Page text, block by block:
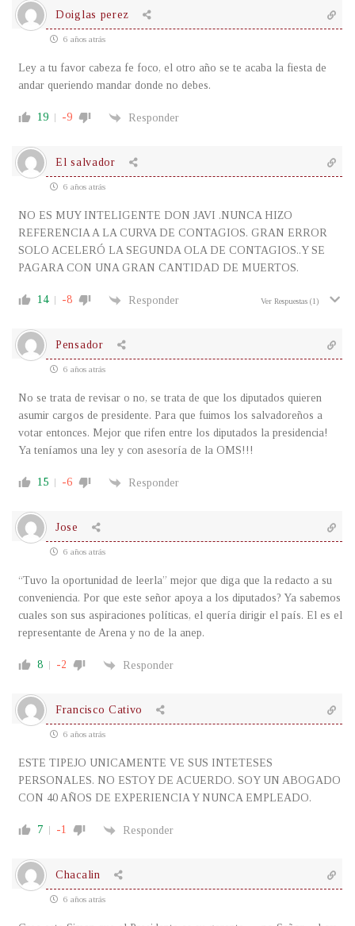
Doiglas perez
6 años atrás
Ley a tu favor cabeza fe foco, el otro año se te acaba la fiesta de
andar queriendo mandar donde no debes.
19 -9 Responder
El salvador
6 años atrás
NO ES MUY INTELIGENTE DON JAVI .NUNCA HIZO
REFERENCIA A LA CURVA DE CONTAGIOS. GRAN ERROR
SOLO ACELERÓ LA SEGUNDA OLA DE CONTAGIOS..Y SE
PAGARA CON UNA GRAN CANTIDAD DE MUERTOS.
14 -8 Responder Ver Respuestas (1)
Pensador
6 años atrás
No se trata de revisar o no, se trata de que los diputados quieren
asumir cargos de presidente. Para que fuimos los salvadoreños a
votar entonces. Mejor que rifen entre los diputados la presidencia!
Ya teníamos una ley y con asesoría de la OMS!!!
15 -6 Responder
Jose
6 años atrás
“Tuvo la oportunidad de leerla” mejor que diga que la redacto a su
conveniencia. Por que este señor apoya a los diputados? Ya sabemos
cuales son sus aspiraciones políticas, el quería dirigir el país. El es el
representante de Arena y no de la anep.
8 -2 Responder
Francisco Cativo
6 años atrás
ESTE TIPEJO UNICAMENTE VE SUS INTETESES
PERSONALES. NO ESTOY DE ACUERDO. SOY UN ABOGADO
CON 40 AÑOS DE EXPERIENCIA Y NUNCA EMPLEADO.
7 -1 Responder
Chacalin
6 años atrás